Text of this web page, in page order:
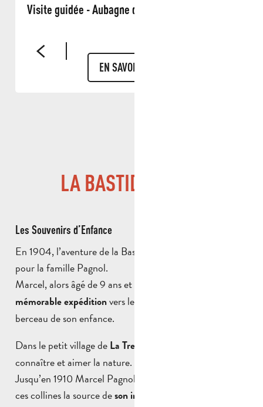
Visite guidée - Aubagne dans les yeux de Marcel
EN SAVOIR PLUS
LA BASTIDE NEUVE
Les Souvenirs d’Enfance
En 1904, l’aventure de la Bastide Neuve commence
pour la famille Pagnol.
Marcel, alors âgé de 9 ans et demi, s’engage dans
mémorable expéditionvers les collines de Provence,
berceau de son enfance.
Dans le petit village de La Treille
connaître et aimer la nature.
Jusqu’en 1910 Marcel Pagnol puisera dans ces ruelles et
ces collines la source deson inspiration